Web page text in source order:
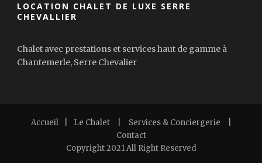
LOCATION CHALET DE LUXE SERRE
CHEVALLIER
Chalet avec prestations et services haut de gamme à
Chantemerle, Serre Chevalier
Accueil Le Chalet Services & Conciergerie
Contact
Copyright 2021 All Right Reserved